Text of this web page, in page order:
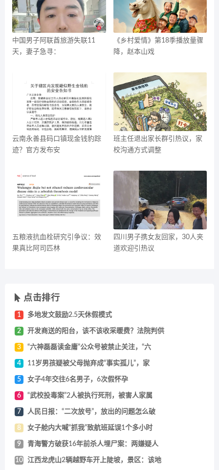
中国男子阿联酋旅游失联11
天，妻子急寻：
《乡村爱情》第18季播放量骤
降，赵本山戏
云南永善县码口镇现金钱豹踪
迹？官方发布安
班主任退出家长群引热议，家
校沟通方式调整
五粮液抗血栓研究引争议：效
果真比阿司匹林
四川男子携女友回家，30人夹
道欢迎引热议
点击排行
1 多地发文鼓励2.5天休假模式
2 开发商送的阳台，该不该收采暖费？法院判供
3 “六神磊磊读金庸”公众号被禁止关注，“六
4 11岁男孩疑被父母抛弃成“事实孤儿”，家
5 女子4年交往6名男子，6次假怀孕
6 “武校投毒案”2人被执行死刑，被害人家属
7 人民日报：“二次放号”，放出的问题怎么破
8 女子舱内大喊“抓我”致航班延误1个多小时
9 青海警方破获16年前杀人埋尸案：两嫌疑人
10 江西龙虎山2辆越野车开上陡坡，景区：该地